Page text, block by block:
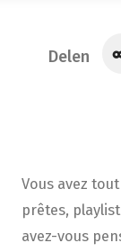
Delen
Vous avez
prêtes,
avez-vous